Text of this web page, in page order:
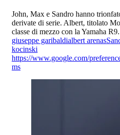
John, Max e Sandro hanno
derivate di serie. Albert, titolato
classe di mezzo con la Yamaha
giuseppe garibaldialbert arenas
kocinski
https://www.google.com/
ms